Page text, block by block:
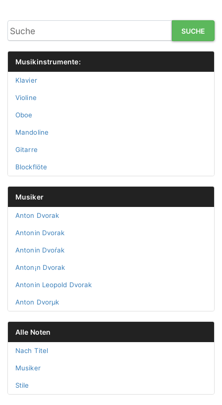
SUCHE
Musikinstrumente:
Klavier
Violine
Oboe
Mandoline
Gitarre
Blockflöte
Musiker
Anton Dvorak
Antonin Dvorak
Antonin Dvoŕak
Anton¡n Dvorak
Antonin Leopold Dvorak
Anton Dvorµk
Alle Noten
Nach Titel
Musiker
Stile